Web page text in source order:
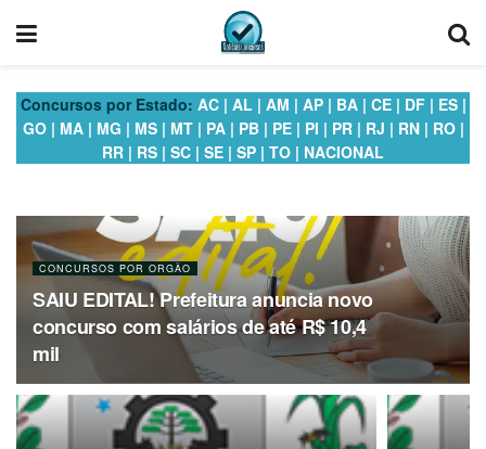
Concursos por Estado: AC| AL | AM | AP| BA| CE| DF| ES|
GO| MA| MG | MS| MT| PA| PB| PE| PI | PR| RJ | RN| RO|
RR | RS | SC | SE | SP | TO | NACIONAL
CONCURSOS POR ORGÃO
SAIU EDITAL! Prefeitura anuncia novo
concurso com salários de até R$ 10,4
mil